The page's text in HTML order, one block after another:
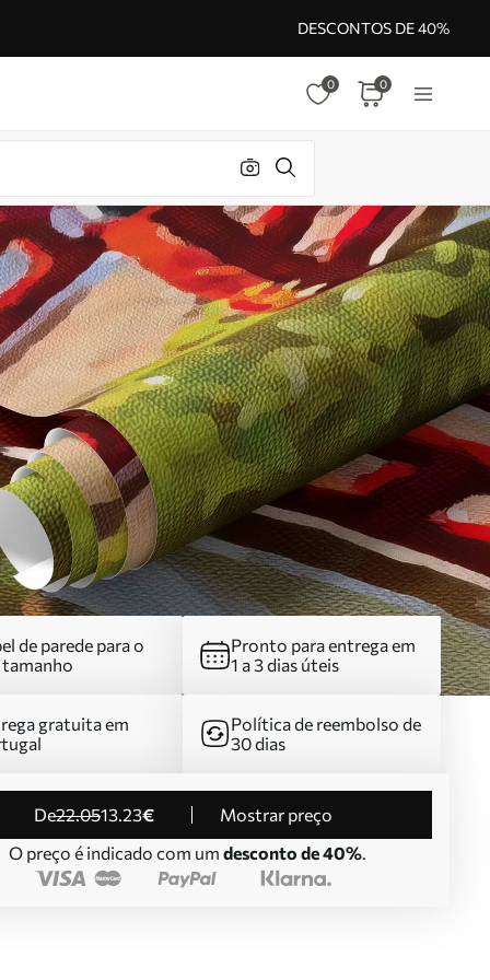
DESCONTOS DE 40%
0 0
de parede para o
tamanho
Pronto para entrega em
1 a 3 dias úteis
gratuita em
Política de reembolso de
30 dias
de22.0513.23€
Mostrar preço
O preço é indicado com um desconto de 40%.